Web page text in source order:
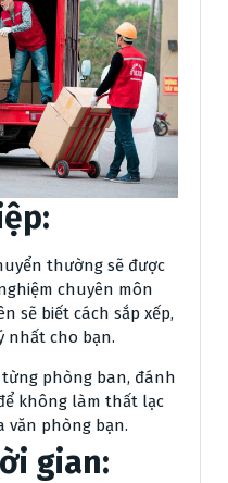
thường sẽ được
chuyên môn
sẽ biết cách sắp xếp,
nhất cho bạn.
phòng ban, đánh
không làm thất lạc
văn phòng bạn.
gian: